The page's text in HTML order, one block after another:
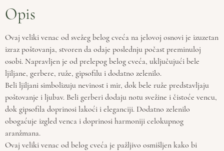
Opis
Ovaj veliki venac od svežeg belog cveća na jelovoj osnovi je izuzetan
izraz poštovanja, stvoren da odaje poslednju počast preminuloj
osobi. Napravljen je od prelepog belog cveća, uključujući bele
ljiljane, gerbere, ruže, gipsofilu i dodatno zelenilo.
Beli ljiljani simbolizuju nevinost i mir, dok bele ruže predstavljaju
poštovanje i ljubav. Beli gerberi dodaju notu svežine i čistoće vencu,
dok gipsofila doprinosi lakoći i eleganciji. Dodatno zelenilo
obogaćuje izgled venca i doprinosi harmoniji celokupnog
aranžmana.
Ovaj veliki venac od belog cveća je pažljivo osmišljen kako bi